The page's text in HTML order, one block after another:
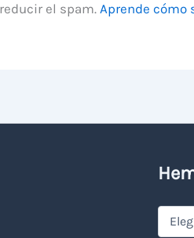
el spam. Aprende cómo